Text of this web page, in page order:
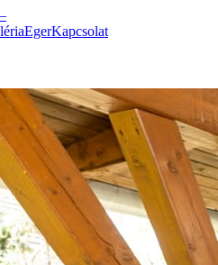
EgerKapcsolat